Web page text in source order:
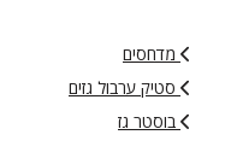
מדחסים
סטיק ערבול גזים
בוסטר גז